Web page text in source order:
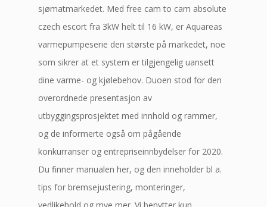
sjømatmarkedet. Med free cam to cam absolute
czech escort fra 3kW helt til 16 kW, er Aquareas
varmepumpeserie den største på markedet, noe
som sikrer at et system er tilgjengelig uansett
dine varme- og kjølebehov. Duoen stod for den
overordnede presentasjon av
utbyggingsprosjektet med innhold og rammer,
og de informerte også om pågående
konkurranser og entrepriseinnbydelser for 2020.
Du finner manualen her, og den inneholder bl a.
tips for bremsejustering, monteringer,